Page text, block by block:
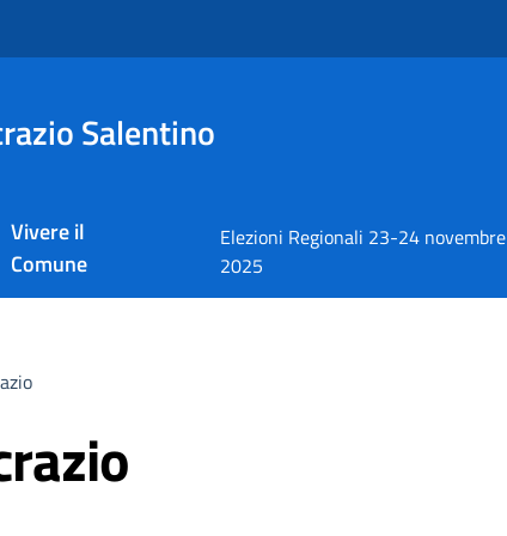
Salentino
Vivere il
Comune
Elezioni Regionali 23-24 novembre
2025